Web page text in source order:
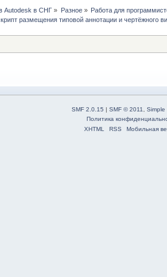
Autodesk в СНГ » Разное»
Работа для
размещения типовой аннотации и чертёжного
SMF 2.0.15 | SMF © 2011, Simple
Политика
XHTML
RSS Мобильная